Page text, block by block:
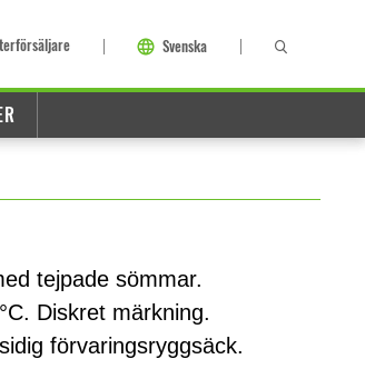
Svenska
tejpade sömmar.
Diskret märkning.
förvaringsryggsäck.